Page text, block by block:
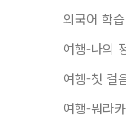
외국어 학
여행-나의
여행-첫 걸
여행-뭐라